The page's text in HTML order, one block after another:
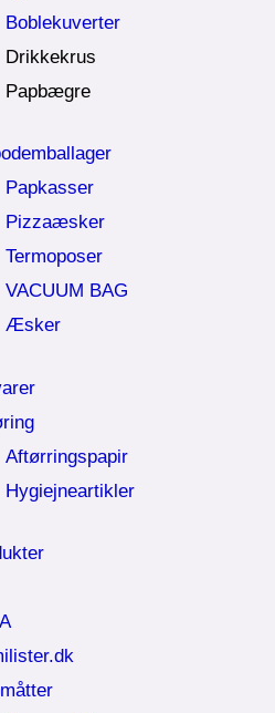
Boblekuverter
Drikkekrus
Papbægre
Papkasser
Pizzaæsker
Termoposer
VACUUM BAG
Æsker
Aftørringspapir
Hygiejneartikler